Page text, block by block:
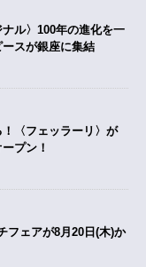
ナル〉100年の進化を一
スが銀座に集結
〈フェッラーリ〉が
プン！
フェアが8月20日(木)か